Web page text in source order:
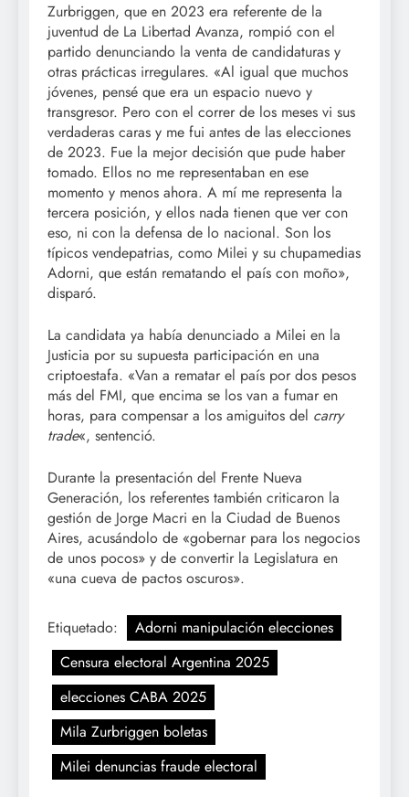
Zurbriggen, que en 2023 era referente de la
juventud de La Libertad Avanza, rompió con el
partido denunciando la venta de candidaturas y
otras prácticas irregulares. «Al igual que muchos
jóvenes, pensé que era un espacio nuevo y
transgresor. Pero con el correr de los meses vi sus
verdaderas caras y me fui antes de las elecciones
de 2023. Fue la mejor decisión que pude haber
tomado. Ellos no me representaban en ese
momento y menos ahora. A mí me representa la
tercera posición, y ellos nada tienen que ver con
eso, ni con la defensa de lo nacional. Son los
típicos vendepatrias, como Milei y su chupamedias
Adorni, que están rematando el país con moño»,
disparó.
La candidata ya había denunciado a Milei en la
Justicia por su supuesta participación en una
criptoestafa. «Van a rematar el país por dos pesos
más del FMI, que encima se los van a fumar en
horas, para compensar a los amiguitos del carry
trade«, sentenció.
Durante la presentación del Frente Nueva
Generación, los referentes también criticaron la
gestión de Jorge Macri en la Ciudad de Buenos
Aires, acusándolo de «gobernar para los negocios
de unos pocos» y de convertir la Legislatura en
«una cueva de pactos oscuros».
Etiquetado:
Adorni manipulación elecciones
Censura electoral Argentina 2025
elecciones CABA 2025
Mila Zurbriggen boletas
Milei denuncias fraude electoral